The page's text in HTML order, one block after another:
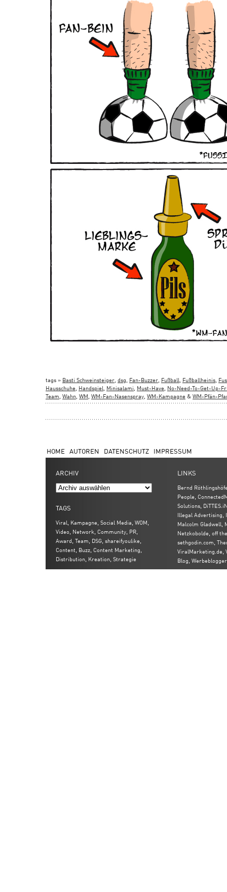
tags » Basti Schweinsteiger dsg Fan-Buzzer Fußball Fußballheinis
Hausschuhe Handspiel Minisalami Must-Have No-Need-To-Get-Up-
Team Wahn WM WM-Fan-Nasenspray WM-Kampagne & WM-Pfän-
HOME AUTOREN DATENSCHUTZ IMPRESSUM
ARCHIV
TAGS
Viral, Kampagne, Social Media, WOM,
Video, Network, Community, PR,
Award, Team, DSG, shareifyoulike,
Content, Buzz, Content Marketing,
Distribution, Kreation, Strategie
LINKS
Bernd
People,
Solutions,
Illegal Advertising,
Malcolm Gladwell,
Netzkobolde, off
sethgodin.com,
ViralMarketing.de,
Blog, Werbeblogger